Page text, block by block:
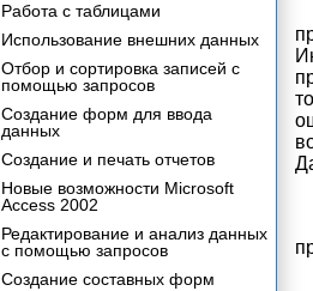
Работа с таблицами
Использование внешних данных
Отбор и сортировка записей с
помощью запросов
Создание форм для ввода
данных
Создание и печать отчетов
Новые возможности Microsoft
Access 2002
Редактирование и анализ данных
с помощью запросов
Создание составных форм